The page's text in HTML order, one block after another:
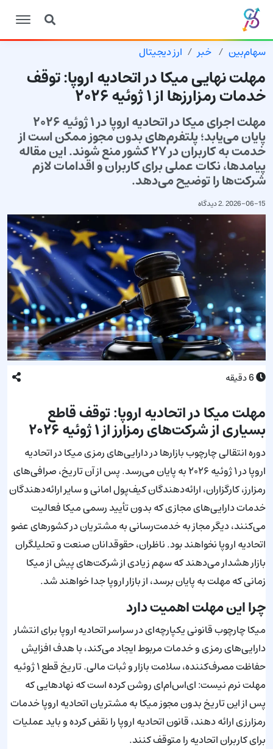
سهام‌بین خبر ارز دیجیتال
مهلت نهایی میکا در اتحادیه اروپا: توقف
خدمات رمزارزها از ۱ ژوئیه ۲۰۲۶
مهلت اجرای میکا در اتحادیه اروپا در ۱ ژوئیه ۲۰۲۶
پایان می‌یابد؛ پلتفرم‌های بدون مجوز ممکن است از
خدمت به کاربران در ۲۷ کشور منع شوند. این مقاله
پیامدها، نکات عملی برای کاربران و اقدامات لازم
شرکت‌ها را توضیح می‌دهد.
2026-06-15
.2 دیدگاه
6دقیقه
مهلت میکا در اتحادیه اروپا: توقف قاطع
بسیاری از شرکت‌های رمزارز از ۱ ژوئیه ۲۰۲۶
دوره انتقالی چارچوب بازارها در دارایی‌های رمزی میکا در اتحادیه
اروپا در ۱ ژوئیه ۲۰۲۶ به پایان می‌رسد. پس از آن تاریخ، صرافی‌های
رمزارز، کارگزاران، ارائه‌دهندگان کیف‌پول امانی و سایر ارائه‌دهندگان
خدمات دارایی‌های مجازی که بدون تأیید رسمی میکا فعالیت
می‌کنند، دیگر مجاز به خدمت‌رسانی به مشتریان در کشورهای عضو
اتحادیه اروپا نخواهند بود. ناظران، حقوقدانان صنعت و تحلیلگران
بازار هشدار می‌دهند که سهم زیادی از شرکت‌های پیش از میکا
زمانی که مهلت به پایان برسد، از بازار اروپا جدا خواهند شد.
چرا این مهلت اهمیت دارد
میکا چارچوب قانونی یکپارچه‌ای در سراسر اتحادیه اروپا برای انتشار
دارایی‌های رمزی و خدمات مربوط ایجاد می‌کند، با هدف افزایش
حفاظت مصرف‌کننده، سلامت بازار و ثبات مالی. تاریخ قطع ۱ ژوئیه
مهلت نرم نیست: ای‌اس‌ام‌ای روشن کرده است که نهادهایی که
پس از این تاریخ بدون مجوز میکا به مشتریان اتحادیه اروپا خدمات
رمزارزی ارائه دهند، قانون اتحادیه اروپا را نقض کرده و باید عملیات
برای کاربران اتحادیه را متوقف کنند.